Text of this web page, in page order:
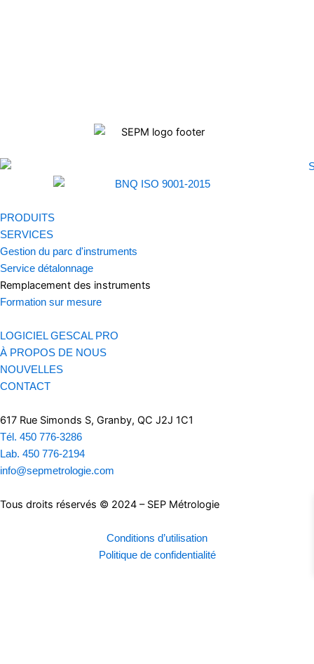
PRODUITS
SERVICES
Gestion du parc d'instruments
Service détalonnage
Remplacement des instruments
Formation sur mesure
LOGICIEL GESCAL PRO
À PROPOS DE NOUS
NOUVELLES
CONTACT
617 Rue Simonds S, Granby, QC J2J 1C1
Tél. 450 776-3286
Lab. 450 776-2194
info@sepmetrologie.com
Tous droits réservés © 2024 – SEP Métrologie
Conditions d’utilisation
Politique de confidentialité